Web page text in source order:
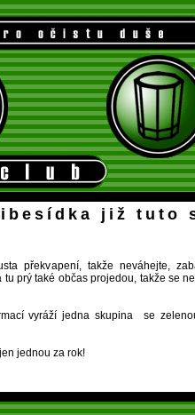
již tuto
překvapení, takže neváhejte,
prý také občas projedou, takže se
vyráží jedna skupina se
jednou za rok!